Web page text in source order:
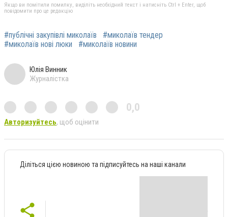
Якщо ви помітили помилку, виділіть необхідний текст і натисніть Ctrl + Enter, щоб
повідомити про це редакцію
#публічні закупівлі миколаїв
#миколаїв тендер
#миколаїв нові люки
#миколаїв новини
Юлія Винник
Журналістка
0,0
Авторизуйтесь, щоб оцінити
Діліться цією новиною та підписуйтесь на наші канали